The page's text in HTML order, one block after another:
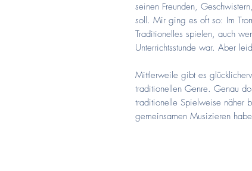
seinen Freunden,
soll. Mir ging es oft so: Im
Traditionelles spielen, auch
Unterrichtsstunde war. Aber
Mittlerweile gibt es
traditionellen Genre. Genau
traditionelle Spielweise näher
gemeinsamen Musizieren